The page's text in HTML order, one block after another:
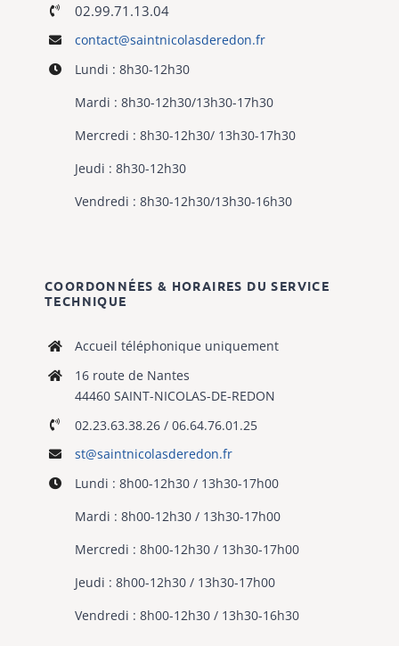
02.99.71.13.04
contact@saintnicolasderedon.fr
Lundi : 8h30-12h30
Mardi : 8h30-12h30/13h30-17h30
Mercredi : 8h30-12h30/ 13h30-17h30
Jeudi : 8h30-12h30
Vendredi : 8h30-12h30/13h30-16h30
COORDONNÉES & HORAIRES DU SERVICE
TECHNIQUE
Accueil téléphonique uniquement
16 route de Nantes
44460 SAINT-NICOLAS-DE-REDON
02.23.63.38.26 / 06.64.76.01.25
st@saintnicolasderedon.fr
Lundi : 8h00-12h30 / 13h30-17h00
Mardi : 8h00-12h30 / 13h30-17h00
Mercredi : 8h00-12h30 / 13h30-17h00
Jeudi : 8h00-12h30 / 13h30-17h00
Vendredi : 8h00-12h30 / 13h30-16h30